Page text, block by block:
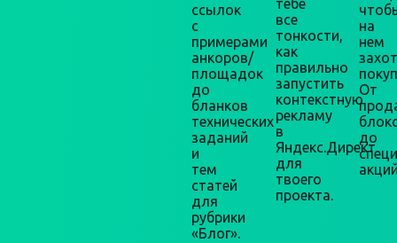
ссылок
с
примерами
анкоров/
площадок
до
бланков
технических
заданий
и
тем
статей
для
рубрики
«Блог».
тебе
все
тонкости,
как
правильно
запустить
контекстную
рекламу
в
Яндекс.Директ
для
твоего
проекта.
на
нем
От
до